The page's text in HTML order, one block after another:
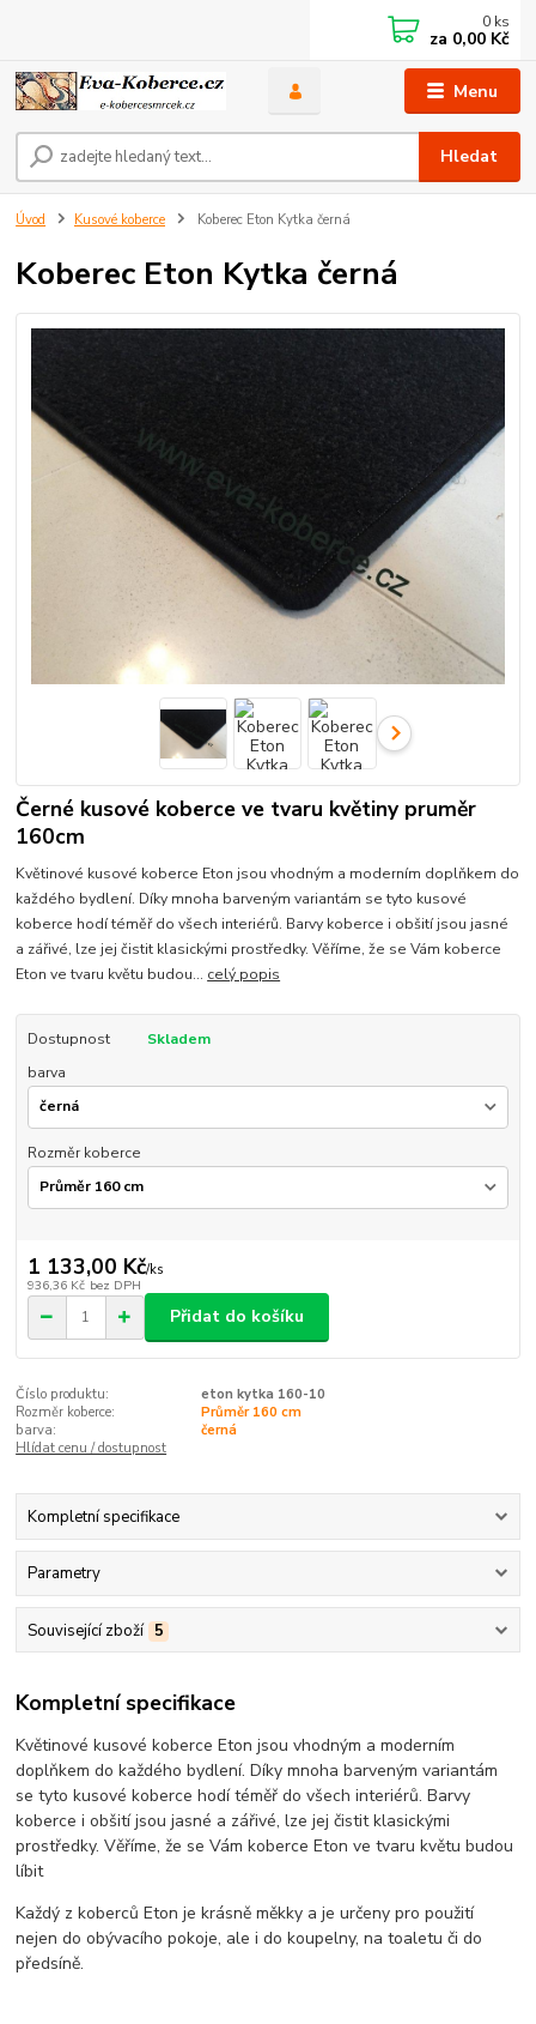
Menu
Hledat
0 ks
za 0,00 Kč
Úvod Kusové koberce Koberec Eton Kytka černá
Koberec Eton Kytka černá
Černé kusové koberce ve tvaru květiny pruměr
160cm
Květinové kusové koberce Eton jsou vhodným a moderním doplňkem do
každého bydlení. Díky mnoha barveným variantám se tyto kusové
koberce hodí téměř do všech interiérů. Barvy koberce i obšití jsou jasné
a zářivé, lze jej čistit klasickými prostředky. Věříme, že se Vám koberce
Eton ve tvaru květu budou... celý popis
Dostupnost
Skladem
barva
Rozměr koberce
1 133,00 Kč/ks
936,36 Kč bez DPH
Přidat do košíku
Číslo produktu:
eton kytka 160-10
Rozměr koberce:
Průměr 160 cm
barva:
černá
Hlídat cenu / dostupnost
Kompletní specifikace
Parametry
Související zboží 5
Kompletní specifikace
Květinové kusové koberce Eton jsou vhodným a moderním
doplňkem do každého bydlení. Díky mnoha barveným variantám
se tyto kusové koberce hodí téměř do všech interiérů. Barvy
koberce i obšití jsou jasné a zářivé, lze jej čistit klasickými
prostředky. Věříme, že se Vám koberce Eton ve tvaru květu budou
líbit
Každý z koberců Eton je krásně měkky a je určeny pro použití
nejen do obývacího pokoje, ale i do koupelny, na toaletu či do
předsíně.